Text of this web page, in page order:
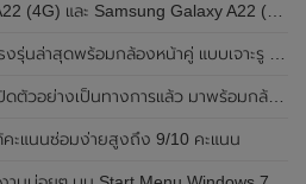
ะ Samsung Galaxy A22 (5G) อย่างเป็นทางการ
ดพร้อมกล้องหน้าคู่ แบบเจาะรู รองรับกล้องหน้าคู่
มาพร้อมกล้องถ่ายรูปซูม Optical 5 เท่า และซิปเซ็ต Snapdragon 855+
คะแนนซ่อมง่ายสูงถึง 9/10 คะแนน